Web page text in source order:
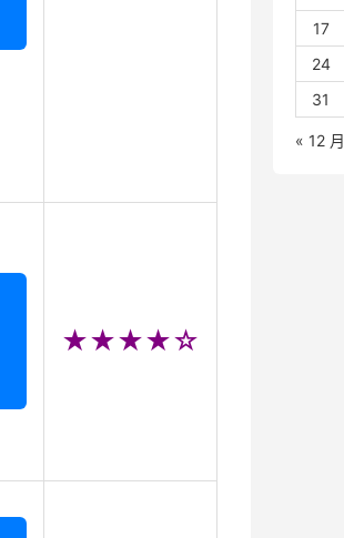
★★★★☆
17
24
31
« 12 月